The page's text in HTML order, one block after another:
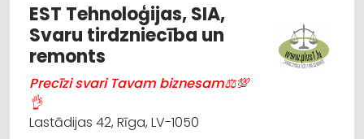
EST Tehnoloģijas, SIA,
Svaru tirdzniecība un
remonts
Precīzi svari Tavam biznesam⚖💯
👌
Lastādijas 42, Rīga, LV-1050